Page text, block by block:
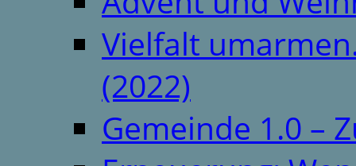
Vielfalt
(2022)
Gemeinde 1.0 –